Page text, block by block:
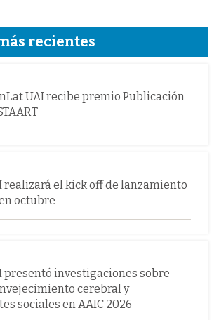
recientes
UAI recibe premio Publicación
realizará el kick off de lanzamiento
octubre
presentó investigaciones sobre
cerebral y
sociales en AAIC 2026